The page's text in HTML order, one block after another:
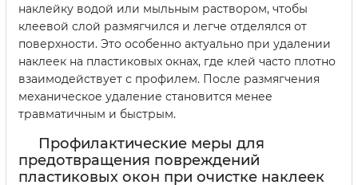
наклейку водой или мыльным раствором, чтобы
клеевой слой размягчился и легче отделялся от
поверхности. Это особенно актуально при удалении
наклеек на пластиковых окнах, где клей часто плотно
взаимодействует с профилем. После размягчения
механическое удаление становится менее
травматичным и быстрым.
Профилактические меры для
предотвращения повреждений
пластиковых окон при очистке наклеек